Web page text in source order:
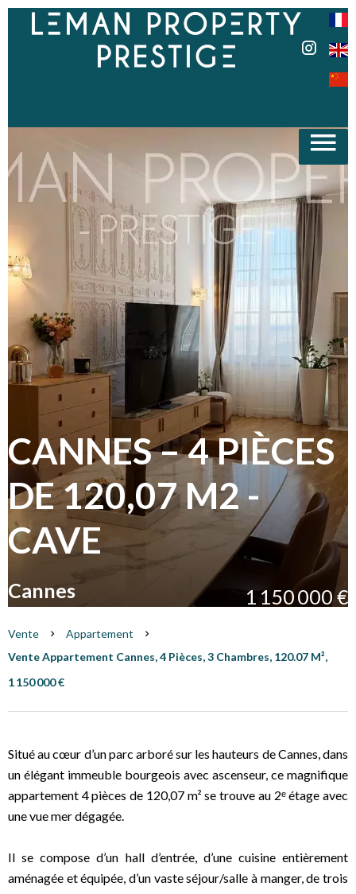
CANNES – 4 PIÈCES
DE 120,07 M2 -
CAVE
Cannes 1 150 000 €
Vente
Appartement
Vente Appartement Cannes, 4 Pièces, 3 Chambres, 120.07 M²,
1 150 000 €
Situé au cœur d’un parc arboré sur les hauteurs de Cannes, dans
un élégant immeuble bourgeois avec ascenseur, ce magnifique
appartement 4 pièces de 120,07 m² se trouve au 2ᵉ étage avec
une vue mer dégagée.
Il se compose d’un hall d’entrée, d’une cuisine entièrement
aménagée et équipée, d’un vaste séjour/salle à manger, de trois